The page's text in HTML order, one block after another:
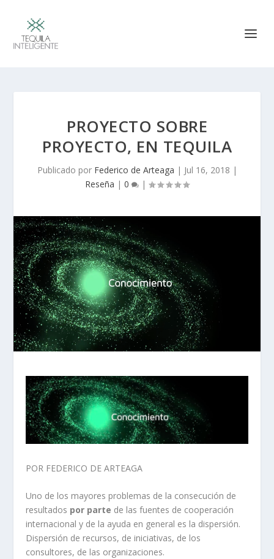
PROYECTO SOBRE
PROYECTO, EN TEQUILA
Publicado por Federico de Arteaga | Jul 16, 2018 |
Reseña | 0 |
POR FEDERICO DE ARTEAGA
Uno de los mayores problemas de la consecución de
resultados por parte de las fuentes de cooperación
internacional y de la ayuda en general es la dispersión.
Dispersión de recursos, de iniciativas, de los
consultores, de las organizaciones.